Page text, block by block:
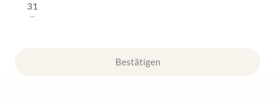
31
---
Bestätigen